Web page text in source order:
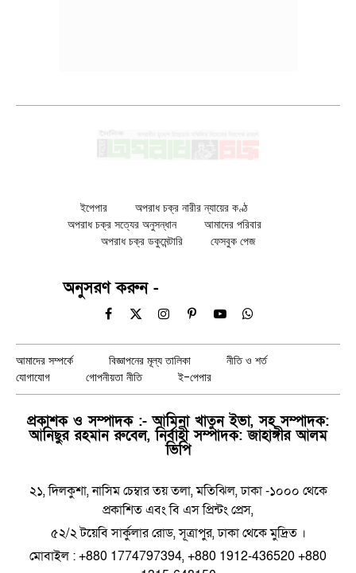
ইপেপার
অপরাধ চক্র নারীর ন্যায়ের কণ্ঠ
অপরাধ চক্র সত্যের অনুসন্ধান
আমাদের পরিবার
অপরাধ চক্র ডকুমেন্টারি
ফেসবুক পেজ
অনুসরণ করুন -
Facebook
X
InstagramPinterestYouTubeWhatsApp
আমাদের সম্পর্কে বিজ্ঞাপনের মূল্য তালিকা
নীতি ও শর্ত
যোগাযোগ
গোপনীয়তা নীতি ই-পেপার
প্রকাশক ও সম্পাদক :- আমিনা খাতুন ইভা, সহ সম্পাদক:
আনিছুর রহমান রুবেল, নির্বাহী সম্পাদক: জাহাঙ্গীর আলম
ভিপি
২১, দিলকুশা, নাসিম চেম্বার তয় তলা, মতিঝিল, ঢাকা -১০০০ থেকে
প্রকাশিত এবং বি এস প্রিন্টং প্রেস,
৫২/২ টয়েবি সার্কুলার রোড, সূত্রাপুর, ঢাকা থেকে মুদ্রিত ।
মোবাইল : +880 1774797394, +880 1912-436520 +880